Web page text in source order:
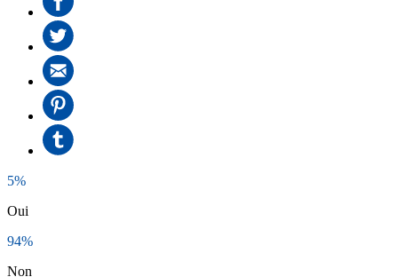
5%
Oui
94%
Non